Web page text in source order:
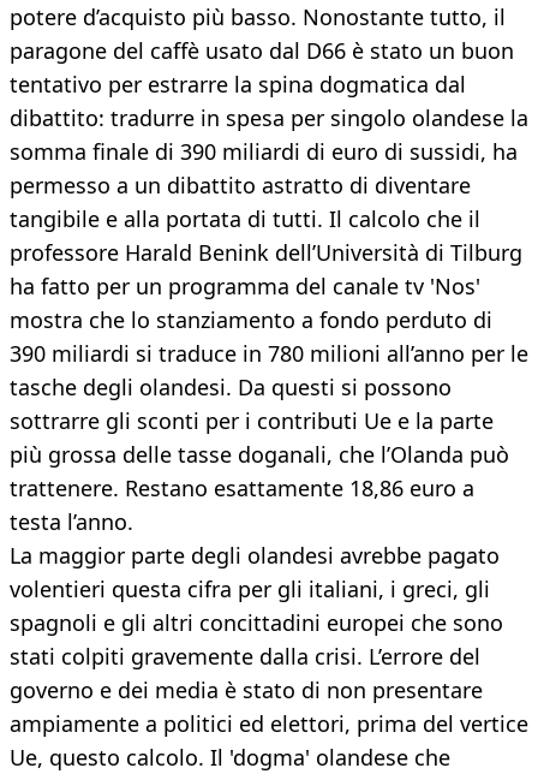
potere d’acquisto più basso. Nonostante tutto, il
paragone del caffè usato dal D66 è stato un buon
tentativo per estrarre la spina dogmatica dal
dibattito: tradurre in spesa per singolo olandese la
somma finale di 390 miliardi di euro di sussidi, ha
permesso a un dibattito astratto di diventare
tangibile e alla portata di tutti. Il calcolo che il
professore Harald Benink dell’Università di Tilburg
ha fatto per un programma del canale tv 'Nos'
mostra che lo stanziamento a fondo perduto di
390 miliardi si traduce in 780 milioni all’anno per le
tasche degli olandesi. Da questi si possono
sottrarre gli sconti per i contributi Ue e la parte
più grossa delle tasse doganali, che l’Olanda può
trattenere. Restano esattamente 18,86 euro a
testa l’anno.
La maggior parte degli olandesi avrebbe pagato
volentieri questa cifra per gli italiani, i greci, gli
spagnoli e gli altri concittadini europei che sono
stati colpiti gravemente dalla crisi. L’errore del
governo e dei media è stato di non presentare
ampiamente a politici ed elettori, prima del vertice
Ue, questo calcolo. Il 'dogma' olandese che